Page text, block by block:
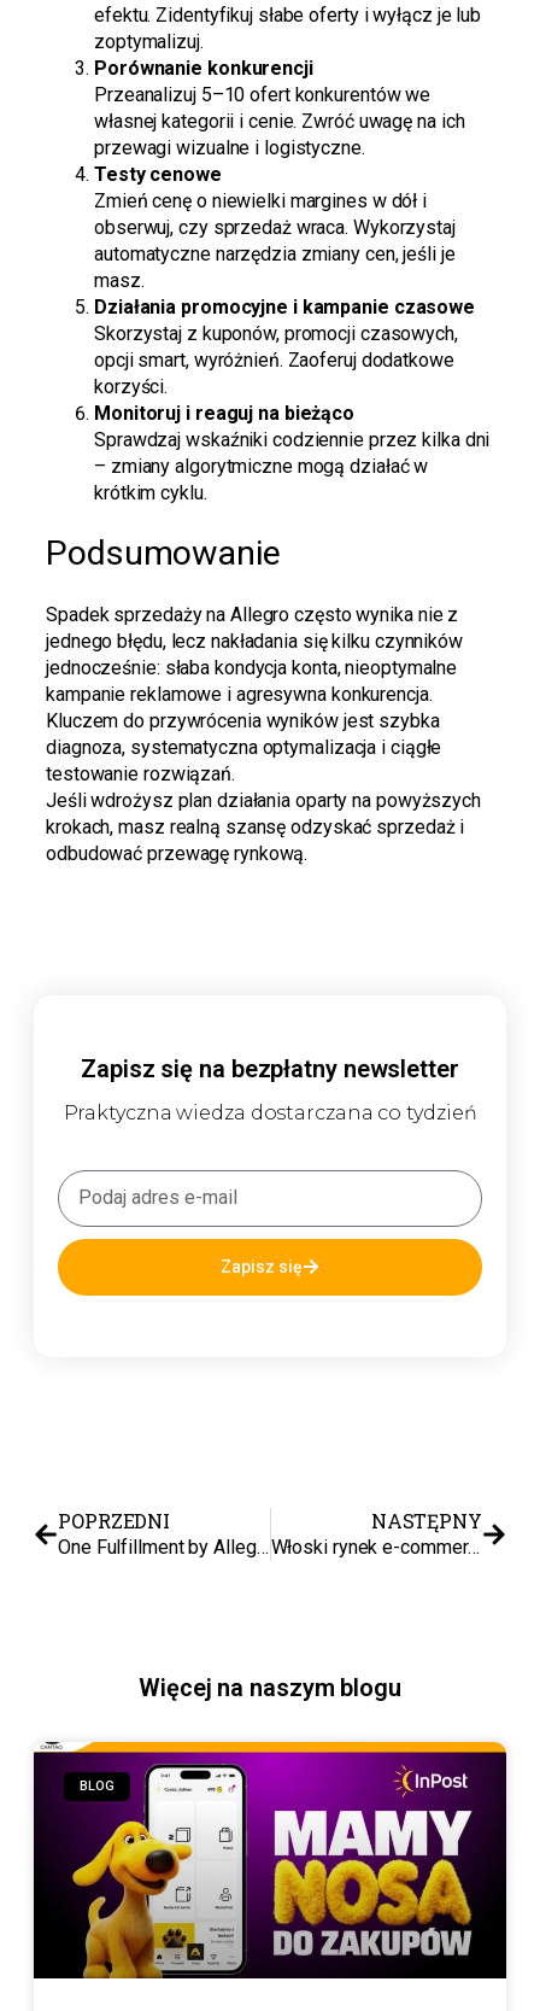
efektu. Zidentyfikuj słabe oferty i wyłącz je lub
zoptymalizuj.
Porównanie konkurencji
Przeanalizuj 5–10 ofert konkurentów we
własnej kategorii i cenie. Zwróć uwagę na ich
przewagi wizualne i logistyczne.
Testy cenowe
Zmień cenę o niewielki margines w dół i
obserwuj, czy sprzedaż wraca. Wykorzystaj
automatyczne narzędzia zmiany cen, jeśli je
masz.
Działania promocyjne i kampanie czasowe
Skorzystaj z kuponów, promocji czasowych,
opcji smart, wyróżnień. Zaoferuj dodatkowe
korzyści.
Monitoruj i reaguj na bieżąco
Sprawdzaj wskaźniki codziennie przez kilka dni
– zmiany algorytmiczne mogą działać w
krótkim cyklu.
Podsumowanie
Spadek sprzedaży na Allegro często wynika nie z
jednego błędu, lecz nakładania się kilku czynników
jednocześnie: słaba kondycja konta, nieoptymalne
kampanie reklamowe i agresywna konkurencja.
Kluczem do przywrócenia wyników jest szybka
diagnoza, systematyczna optymalizacja i ciągłe
testowanie rozwiązań.
Jeśli wdrożysz plan działania oparty na powyższych
krokach, masz realną szansę odzyskać sprzedaż i
odbudować przewagę rynkową.
Zapisz się na bezpłatny newsletter
Praktyczna wiedza dostarczana co tydzień
Zapisz się
POPRZEDNI
One Fulfillment by Allegro – kompleksowy przewodnik dla sprzedawców
NASTĘPNY
Włoski rynek e-commerce – jak wejść ze sprzedażą do Włoszech?
Więcej na naszym blogu
BLOG